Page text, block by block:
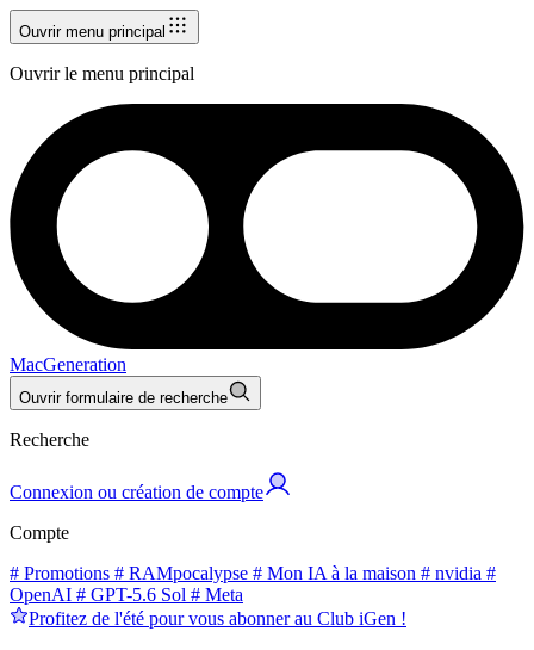
Ouvrir menu principal
Ouvrir le menu principal
MacGeneration
Ouvrir formulaire de recherche
Recherche
Connexion ou création de compte
Compte
# Promotions # RAMpocalypse # Mon IA à la maison # nvidia #
OpenAI # GPT-5.6 Sol # Meta
Profitez de l'été pour vous abonner au Club iGen !